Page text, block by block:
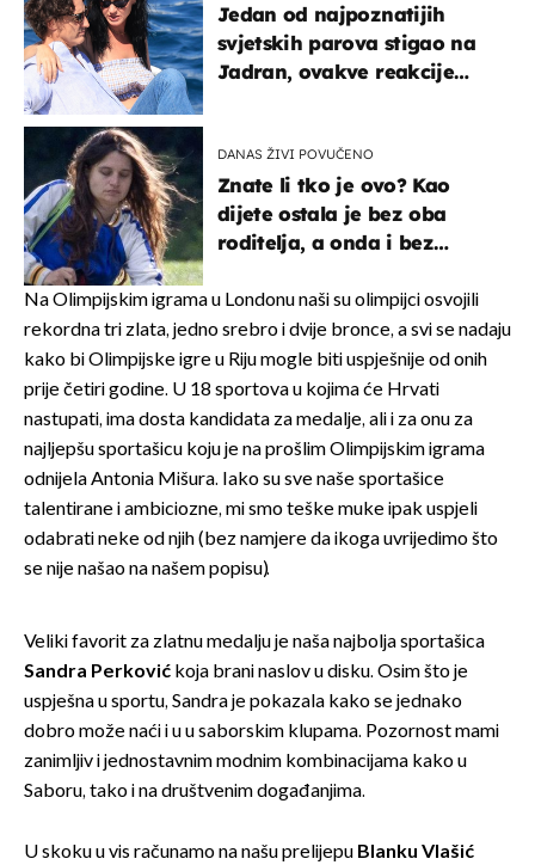
Jedan od najpoznatijih
svjetskih parova stigao na
Jadran, ovakve reakcije
DANAS ŽIVI POVUČENO
Znate li tko je ovo? Kao
dijete ostala je bez oba
roditelja, a onda i bez
naslijediti
Na Olimpijskim igrama u Londonu naši su olimpijci osvojili
rekordna tri zlata, jedno srebro i dvije bronce, a svi se nadaju
kako bi Olimpijske igre u Riju mogle biti uspješnije od onih
prije četiri godine. U 18 sportova u kojima će Hrvati
nastupati, ima dosta kandidata za medalje, ali i za onu za
najljepšu sportašicu koju je na prošlim Olimpijskim igrama
odnijela Antonia Mišura. Iako su sve naše sportašice
talentirane i ambiciozne, mi smo teške muke ipak uspjeli
odabrati neke od njih (bez namjere da ikoga uvrijedimo što
se nije našao na našem popisu).
Veliki favorit za zlatnu medalju je naša najbolja sportašica
Sandra Perković koja brani naslov u disku. Osim što je
uspješna u sportu, Sandra je pokazala kako se jednako
dobro može naći i u u saborskim klupama. Pozornost mami
zanimljiv i jednostavnim modnim kombinacijama kako u
Saboru, tako i na društvenim događanjima.
U skoku u vis računamo na našu prelijepu Blanku Vlašić